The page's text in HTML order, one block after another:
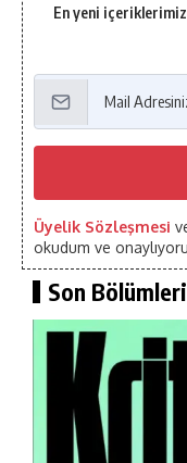
En yeni
Üyelik Sözleşmesi
okudum ve
Son